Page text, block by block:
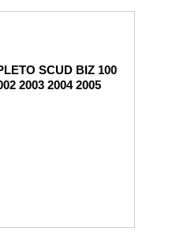
SCUD BIZ 100
2003 2004 2005